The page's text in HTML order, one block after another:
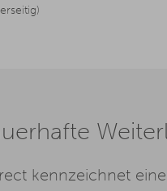
kennzeichnet eine